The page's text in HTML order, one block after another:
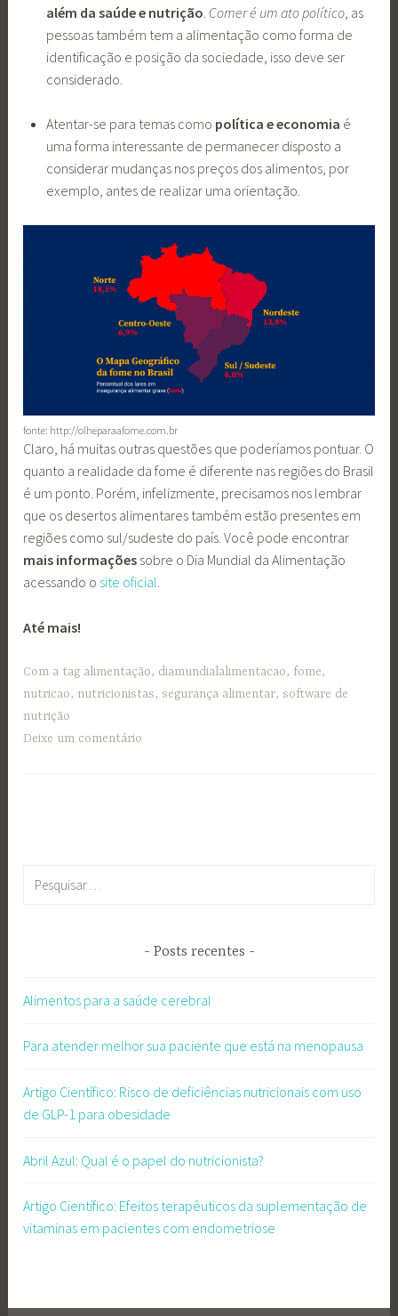
além da saúde e nutrição Comer é um ato político, as
pessoas também tem a alimentação como forma de
identificação e posição da sociedade, isso deve ser
considerado.
Atentar-se para temas como política e economia é
uma forma interessante de permanecer disposto a
considerar mudanças nos preços dos alimentos, por
exemplo, antes de realizar uma orientação.
fonte: http://olheparaafome.com.br
Claro, há muitas outras questões que poderíamos pontuar. O
quanto a realidade da fome é diferente nas regiões do Brasil
é um ponto. Porém, infelizmente, precisamos nos lembrar
que os desertos alimentares também estão presentes em
regiões como sul/sudeste do país. Você pode encontrar
mais informações sobre o Dia Mundial da Alimentação
acessando o site oficial.
Até mais!
Com a tag alimentação, diamundialalimentacao, fome,
nutricao, nutricionistas,segurança alimentar,software de
nutrição
Deixe um comentário
Posts recentes
Alimentos para a saúde cerebral
Para atender melhor sua paciente que está na menopausa
Artigo Científico: Risco de deficiências nutricionais com uso
de GLP-1 para obesidade
Abril Azul: Qual é o papel do nutricionista?
Artigo Científico: Efeitos terapêuticos da suplementação de
vitaminas em pacientes com endometriose